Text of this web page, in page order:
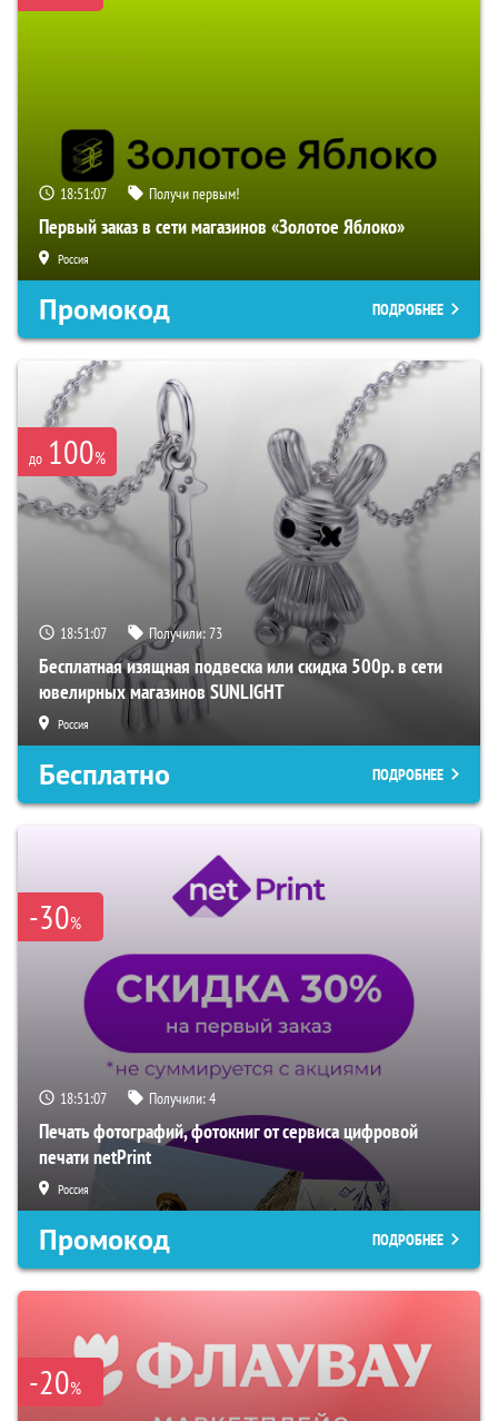
18:51:07 Получи первым!
Первый заказ в сети магазинов «Золотое Яблоко»
Россия
Промокод ПОДРОБНЕЕ
до 100%
18:51:07 Получили:73
Бесплатная изящная подвеска или скидка 500р. в сети
ювелирных магазинов SUNLIGHT
Россия
Бесплатно ПОДРОБНЕЕ
-30%
18:51:07 Получили:4
Печать фотографий, фотокниг от сервиса цифровой
печати netPrint
Россия
Промокод ПОДРОБНЕЕ
-20%